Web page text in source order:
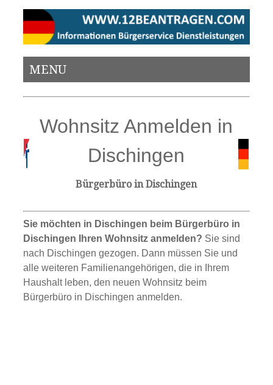
MENU
Wohnsitz Anmelden in
Dischingen
Bürgerbüro in Dischingen
Sie möchten in Dischingen beim Bürgerbüro in
Dischingen Ihren Wohnsitz anmelden? Sie sind
nach Dischingen gezogen. Dann müssen Sie und
alle weiteren Familienangehörigen, die in Ihrem
Haushalt leben, den neuen Wohnsitz beim
Bürgerbüro in Dischingen anmelden.